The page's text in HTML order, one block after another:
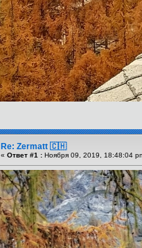
Re: Zermatt 🇨🇭
« Ответ #1 : Ноября 09, 2019, 18:48:04